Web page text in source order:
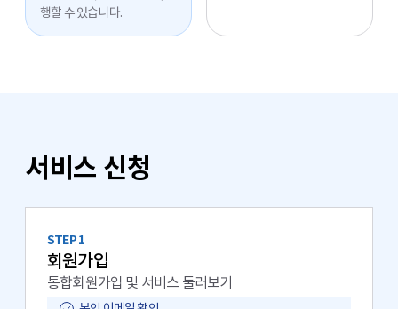
행할 수 있습니다.
서비스 신청
STEP 1
회원가입
통합회원가입 및 서비스 둘러보기